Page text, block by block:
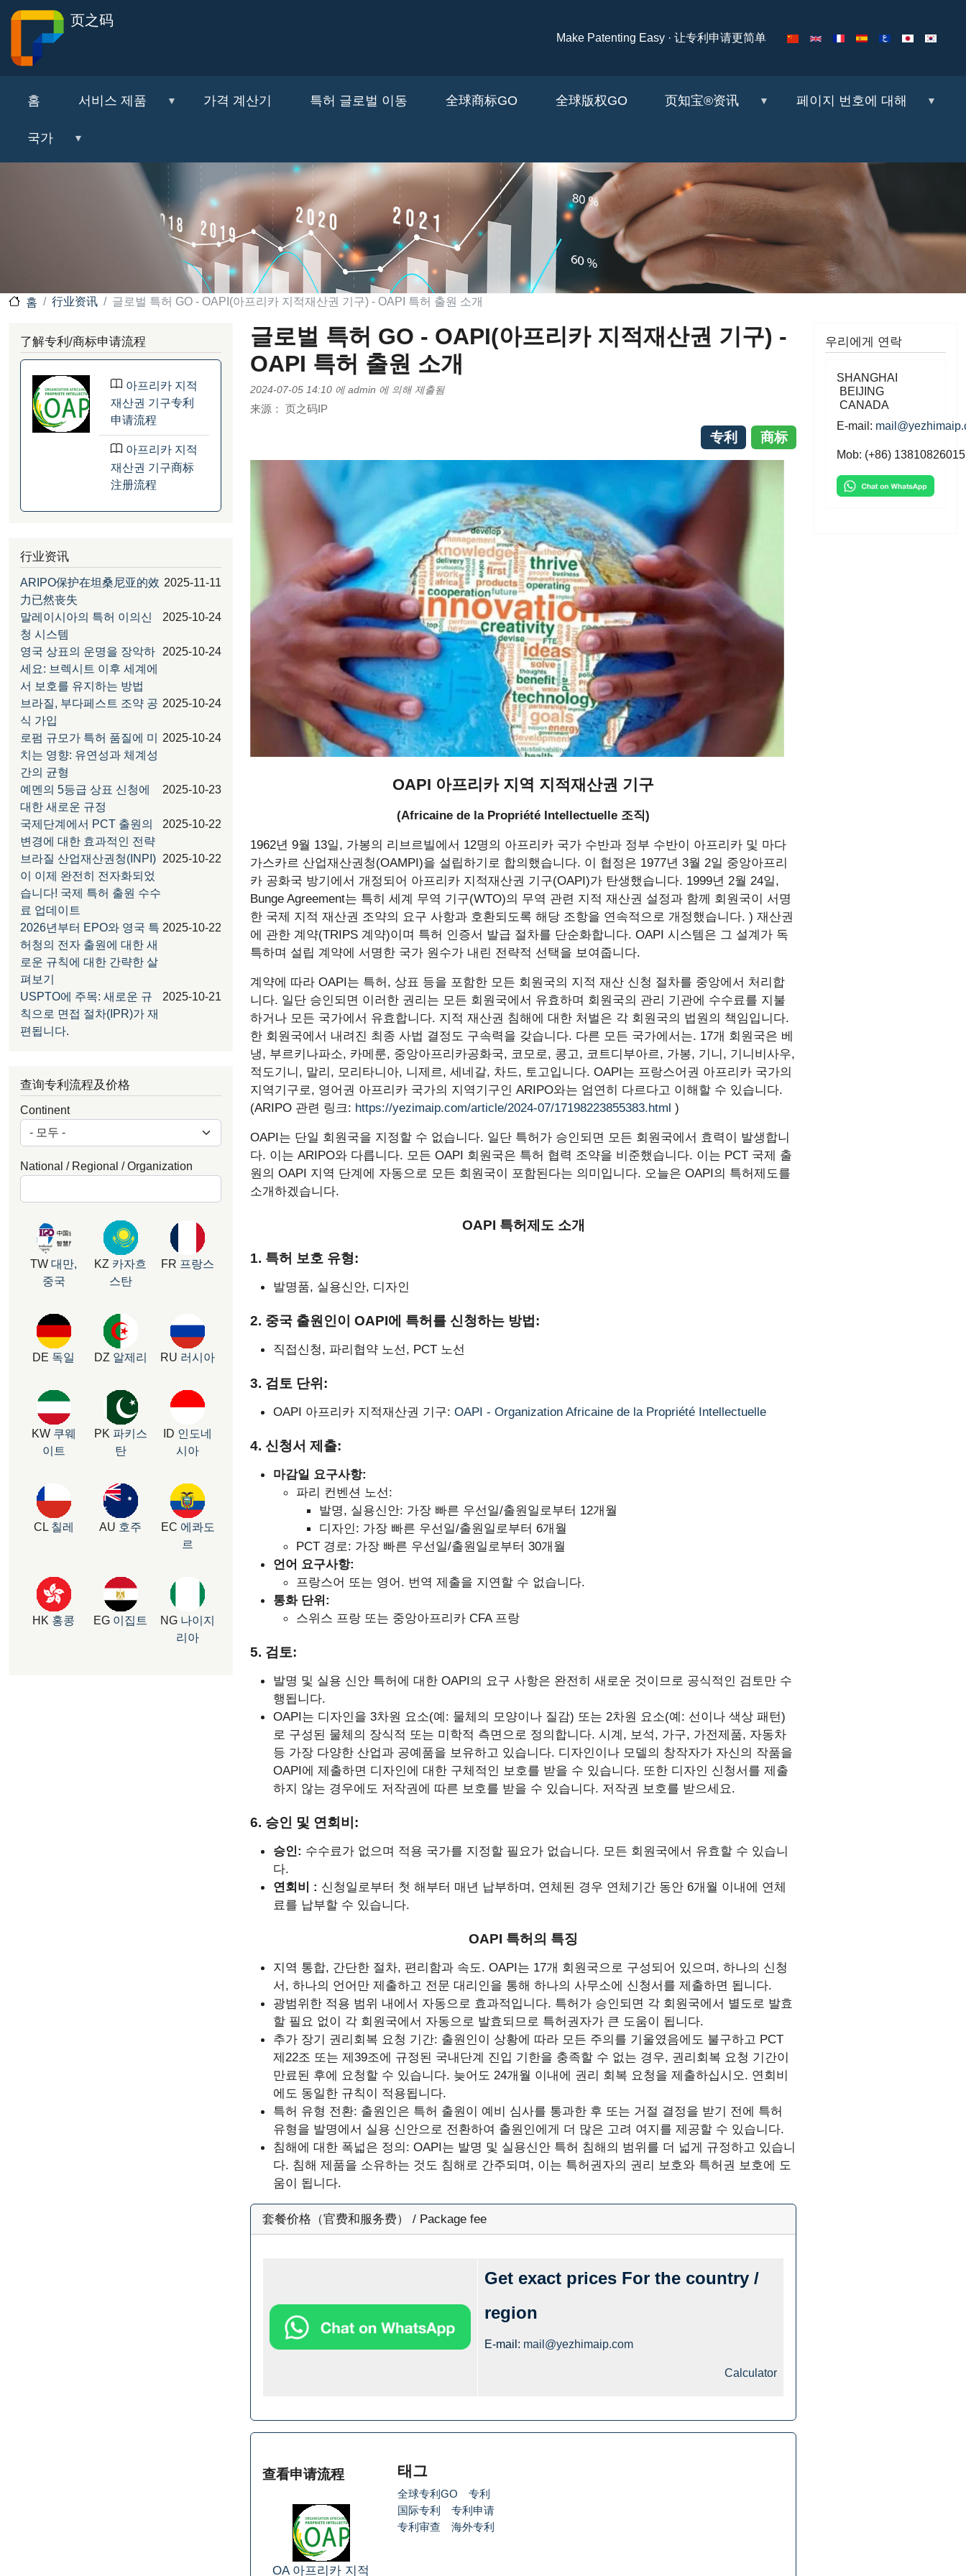
页之码
Make Patenting Easy · 让专利申请更简单
홈 서비스 제품 가격 계산기 특허 글로벌 이동 全球商标GO 全球版权GO 页知宝®资讯 페이지 번호에 대해
국가
홈 行业资讯 글로벌 특허 GO - OAPI(아프리카 지적재산권 기구) - OAPI 특허 출원 소개
글로벌 특허 GO - OAPI(아프리카 지적재산권 기구) -
OAPI 특허 출원 소개
2024-07-05 14:10 에 admin 에 의해 제출됨
来源： 页之码IP
专利 商标
OAPI 아프리카 지역 지적재산권 기구
(Africaine de la Propriété Intellectuelle 조직)
1962년 9월 13일, 가봉의 리브르빌에서 12명의 아프리카 국가 수반과 정부 수반이 아프리카 및 마다
가스카르 산업재산권청(OAMPI)을 설립하기로 합의했습니다. 이 협정은 1977년 3월 2일 중앙아프리
카 공화국 방기에서 개정되어 아프리카 지적재산권 기구(OAPI)가 탄생했습니다. 1999년 2월 24일,
Bunge Agreement는 특히 세계 무역 기구(WTO)의 무역 관련 지적 재산권 설정과 함께 회원국이 서명
한 국제 지적 재산권 조약의 요구 사항과 호환되도록 해당 조항을 연속적으로 개정했습니다. ) 재산권
에 관한 계약(TRIPS 계약)이며 특허 인증서 발급 절차를 단순화합니다. OAPI 시스템은 그 설계가 독
특하며 설립 계약에 서명한 국가 원수가 내린 전략적 선택을 보여줍니다.
계약에 따라 OAPI는 특허, 상표 등을 포함한 모든 회원국의 지적 재산 신청 절차를 중앙에서 처리합
니다. 일단 승인되면 이러한 권리는 모든 회원국에서 유효하며 회원국의 관리 기관에 수수료를 지불
하거나 모든 국가에서 유효합니다. 지적 재산권 침해에 대한 처벌은 각 회원국의 법원의 책임입니다.
한 회원국에서 내려진 최종 사법 결정도 구속력을 갖습니다. 다른 모든 국가에서는. 17개 회원국은 베
냉, 부르키나파소, 카메룬, 중앙아프리카공화국, 코모로, 콩고, 코트디부아르, 가봉, 기니, 기니비사우,
적도기니, 말리, 모리타니아, 니제르, 세네갈, 차드, 토고입니다. OAPI는 프랑스어권 아프리카 국가의
지역기구로, 영어권 아프리카 국가의 지역기구인 ARIPO와는 엄연히 다르다고 이해할 수 있습니다.
(ARIPO 관련 링크: https://yezimaip.com/article/2024-07/17198223855383.html )
OAPI는 단일 회원국을 지정할 수 없습니다. 일단 특허가 승인되면 모든 회원국에서 효력이 발생합니
다. 이는 ARIPO와 다릅니다. 모든 OAPI 회원국은 특허 협력 조약을 비준했습니다. 이는 PCT 국제 출
원의 OAPI 지역 단계에 자동으로 모든 회원국이 포함된다는 의미입니다. 오늘은 OAPI의 특허제도를
소개하겠습니다.
OAPI 특허제도 소개
1. 특허 보호 유형:
발명품, 실용신안, 디자인
2. 중국 출원인이 OAPI에 특허를 신청하는 방법:
직접신청, 파리협약 노선, PCT 노선
3. 검토 단위:
OAPI 아프리카 지적재산권 기구: OAPI - Organization Africaine de la Propriété Intellectuelle
4. 신청서 제출:
마감일 요구사항:
파리 컨벤션 노선:
발명, 실용신안: 가장 빠른 우선일/출원일로부터 12개월
디자인: 가장 빠른 우선일/출원일로부터 6개월
PCT 경로: 가장 빠른 우선일/출원일로부터 30개월
언어 요구사항:
프랑스어 또는 영어. 번역 제출을 지연할 수 없습니다.
통화 단위:
스위스 프랑 또는 중앙아프리카 CFA 프랑
5. 검토:
발명 및 실용 신안 특허에 대한 OAPI의 요구 사항은 완전히 새로운 것이므로 공식적인 검토만 수
행됩니다.
OAPI는 디자인을 3차원 요소(예: 물체의 모양이나 질감) 또는 2차원 요소(예: 선이나 색상 패턴)
로 구성된 물체의 장식적 또는 미학적 측면으로 정의합니다. 시계, 보석, 가구, 가전제품, 자동차
등 가장 다양한 산업과 공예품을 보유하고 있습니다. 디자인이나 모델의 창작자가 자신의 작품을
OAPI에 제출하면 디자인에 대한 구체적인 보호를 받을 수 있습니다. 또한 디자인 신청서를 제출
하지 않는 경우에도 저작권에 따른 보호를 받을 수 있습니다. 저작권 보호를 받으세요.
6. 승인 및 연회비:
승인: 수수료가 없으며 적용 국가를 지정할 필요가 없습니다. 모든 회원국에서 유효할 수 있습니
다.
연회비 : 신청일로부터 첫 해부터 매년 납부하며, 연체된 경우 연체기간 동안 6개월 이내에 연체
료를 납부할 수 있습니다.
OAPI 특허의 특징
지역 통합, 간단한 절차, 편리함과 속도. OAPI는 17개 회원국으로 구성되어 있으며, 하나의 신청
서, 하나의 언어만 제출하고 전문 대리인을 통해 하나의 사무소에 신청서를 제출하면 됩니다.
광범위한 적용 범위 내에서 자동으로 효과적입니다. 특허가 승인되면 각 회원국에서 별도로 발효
할 필요 없이 각 회원국에서 자동으로 발효되므로 특허권자가 큰 도움이 됩니다.
추가 장기 권리회복 요청 기간: 출원인이 상황에 따라 모든 주의를 기울였음에도 불구하고 PCT
제22조 또는 제39조에 규정된 국내단계 진입 기한을 충족할 수 없는 경우, 권리회복 요청 기간이
만료된 후에 요청할 수 있습니다. 늦어도 24개월 이내에 권리 회복 요청을 제출하십시오. 연회비
에도 동일한 규칙이 적용됩니다.
특허 유형 전환: 출원인은 특허 출원이 예비 심사를 통과한 후 또는 거절 결정을 받기 전에 특허
유형을 발명에서 실용 신안으로 전환하여 출원인에게 더 많은 고려 여지를 제공할 수 있습니다.
침해에 대한 폭넓은 정의: OAPI는 발명 및 실용신안 특허 침해의 범위를 더 넓게 규정하고 있습니
다. 침해 제품을 소유하는 것도 침해로 간주되며, 이는 특허권자의 권리 보호와 특허권 보호에 도
움이 됩니다.
套餐价格（官费和服务费） / Package fee
Get exact prices For the country /
region
E-mail: mail@yezhimaip.com
Calculator
查看申请流程
OA 아프리카 지적
태그
全球专利GO
专利
国际专利
专利申请
专利审查
海外专利
了解专利/商标申请流程
아프리카 지적
재산권 기구专利
申请流程
아프리카 지적
재산권 기구商标
注册流程
行业资讯
ARIPO保护在坦桑尼亚的效
力已然丧失
2025-11-11
말레이시아의 특허 이의신
청 시스템
2025-10-24
영국 상표의 운명을 장악하
세요: 브렉시트 이후 세계에
서 보호를 유지하는 방법
2025-10-24
브라질, 부다페스트 조약 공
식 가입
2025-10-24
로펌 규모가 특허 품질에 미
치는 영향: 유연성과 체계성
간의 균형
2025-10-24
예멘의 5등급 상표 신청에
대한 새로운 규정
2025-10-23
국제단계에서 PCT 출원의
변경에 대한 효과적인 전략
2025-10-22
브라질 산업재산권청(INPI)
이 이제 완전히 전자화되었
습니다! 국제 특허 출원 수수
료 업데이트
2025-10-22
2026년부터 EPO와 영국 특
허청의 전자 출원에 대한 새
로운 규칙에 대한 간략한 살
펴보기
2025-10-22
USPTO에 주목: 새로운 규
칙으로 면접 절차(IPR)가 재
편됩니다.
2025-10-21
查询专利流程及价格
Continent
National / Regional / Organization
TW 대만,
중국
KZ 카자흐
스탄
FR 프랑스
DE 독일 DZ 알제리 RU 러시아
KW 쿠웨
이트
PK 파키스
탄
ID 인도네
시아
CL 칠레 AU 호주 EC 에콰도
르
HK 홍콩 EG 이집트 NG 나이지
리아
우리에게 연락
SHANGHAI
BEIJING
CANADA
E-mail:
Mob: (+86) 13810826015